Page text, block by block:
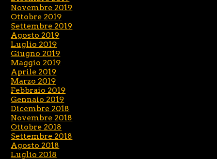
Novembre 2019
Ottobre 2019
Settembre 2019
Agosto 2019
Luglio 2019
Giugno 2019
Maggio 2019
Aprile 2019
Marzo 2019
Febbraio 2019
Gennaio 2019
Dicembre 2018
Novembre 2018
Ottobre 2018
Settembre 2018
Agosto 2018
Luglio 2018